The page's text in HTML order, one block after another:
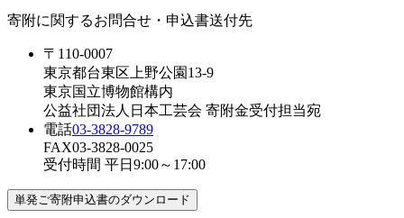
寄附に関するお問合せ・申込書送付先
〒110-0007
東京都台東区上野公園13-9
東京国立博物館構内
公益社団法人日本工芸会 寄附金受付担当宛
電話03-3828-9789
FAX03-3828-0025
受付時間 平日9:00～17:00
単発ご寄附申込書のダウンロード